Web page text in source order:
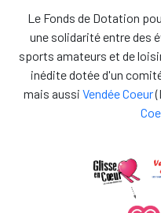
Le Fonds de Dotation
une solidarité entre des
sports amateurs et de
inédite dotée d'un
mais aussi Vendée Coeur